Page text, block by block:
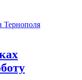
Тернополя